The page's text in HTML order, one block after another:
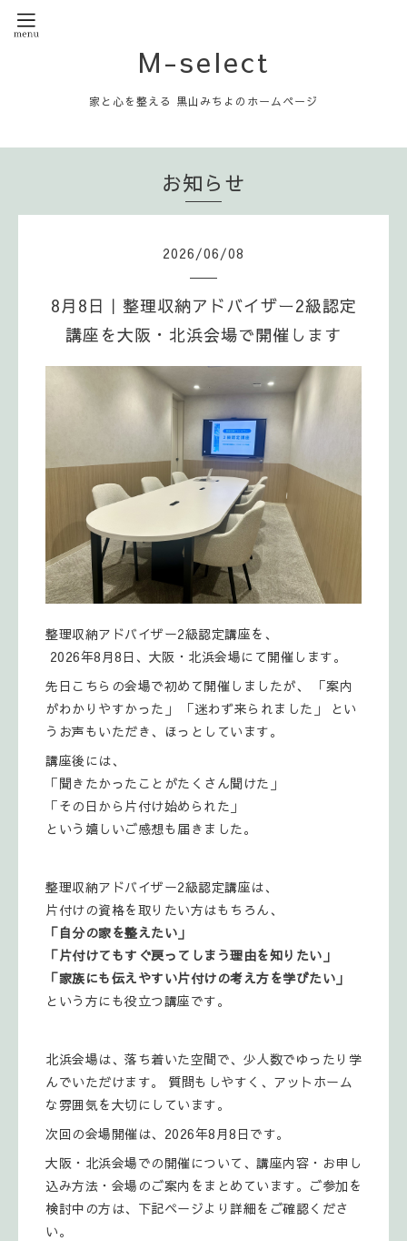
M-select
家と心を整える 黒山みちよのホームページ
お知らせ
2026/06/08
8月8日｜整理収納アドバイザー2級認定
講座を大阪・北浜会場で開催します
整理収納アドバイザー2級認定講座を、
2026年8月8日、大阪・北浜会場にて開催します。
先日こちらの会場で初めて開催しましたが、 「案内
がわかりやすかった」 「迷わず来られました」 とい
うお声もいただき、ほっとしています。
講座後には、
「聞きたかったことがたくさん聞けた」
「その日から片付け始められた」
という嬉しいご感想も届きました。
整理収納アドバイザー2級認定講座は、
片付けの資格を取りたい方はもちろん、
「自分の家を整えたい」
「片付けてもすぐ戻ってしまう理由を知りたい」
「家族にも伝えやすい片付けの考え方を学びたい」
という方にも役立つ講座です。
北浜会場は、落ち着いた空間で、少人数でゆったり学
んでいただけます。 質問もしやすく、アットホーム
な雰囲気を大切にしています。
次回の会場開催は、2026年8月8日です。
大阪・北浜会場での開催について、講座内容・お申し
込み方法・会場のご案内をまとめています。ご参加を
検討中の方は、下記ページより詳細をご確認くださ
い。